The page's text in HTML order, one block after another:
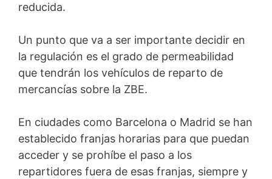
reducida.
Un punto que va a ser importante decidir en
la regulación es el grado de permeabilidad
que tendrán los vehículos de reparto de
mercancías sobre la ZBE.
En ciudades como Barcelona o Madrid se han
establecido franjas horarias para que puedan
acceder y se prohíbe el paso a los
repartidores fuera de esas franjas, siempre y